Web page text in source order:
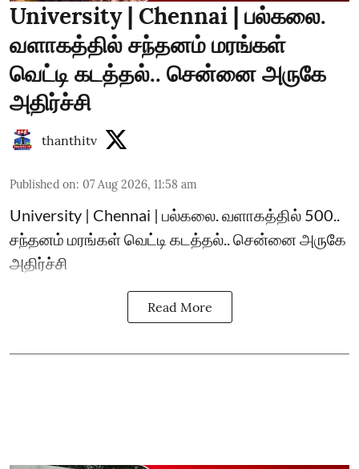
University | Chennai | பல்கலை.
வளாகத்தில் சந்தனம் மரங்கள்
வெட்டி கடத்தல்.. சென்னை அருகே
அதிர்ச்சி
thanthitv
Published on: 07 Aug 2026, 11:58 am
University | Chennai | பல்கலை. வளாகத்தில் 500..
சந்தனம் மரங்கள் வெட்டி கடத்தல்.. சென்னை அருகே
அதிர்ச்சி
Read More